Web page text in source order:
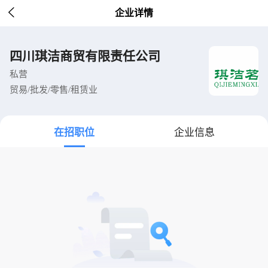
 企业详情
四川琪洁商贸有限责任公司
私营
贸易/批发/零售/租赁业
在招职位 企业信息